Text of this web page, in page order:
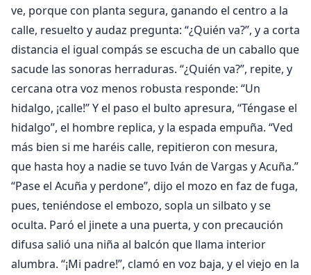
ve, porque con planta segura, ganando el centro a la
calle, resuelto y audaz pregunta: “¿Quién va?”, y a corta
distancia el igual compás se escucha de un caballo que
sacude las sonoras herraduras. “¿Quién va?”, repite, y
cercana otra voz menos robusta responde: “Un
hidalgo, ¡calle!” Y el paso el bulto apresura, “Téngase el
hidalgo”, el hombre replica, y la espada empuña. “Ved
más bien si me haréis calle, repitieron con mesura,
que hasta hoy a nadie se tuvo Iván de Vargas y Acuña.”
“Pase el Acuña y perdone”, dijo el mozo en faz de fuga,
pues, teniéndose el embozo, sopla un silbato y se
oculta. Paró el jinete a una puerta, y con precaución
difusa salió una niña al balcón que llama interior
alumbra. “¡Mi padre!”, clamó en voz baja, y el viejo en la